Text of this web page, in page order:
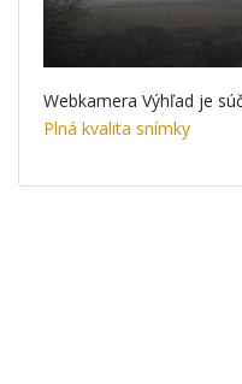
Webkamera Výhľad je
Plná kvalita snímky